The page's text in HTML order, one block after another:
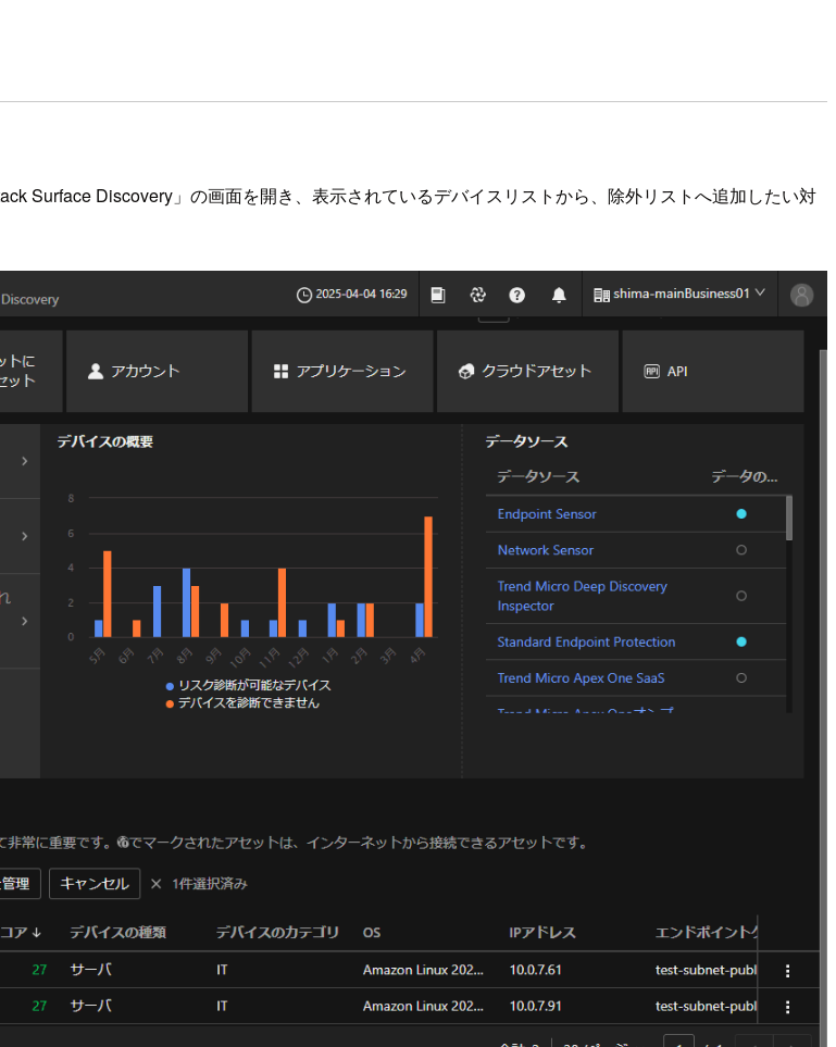
Surface Discovery」の画面を開き、表示されているデバイスリストから、除外リストへ追加したい対